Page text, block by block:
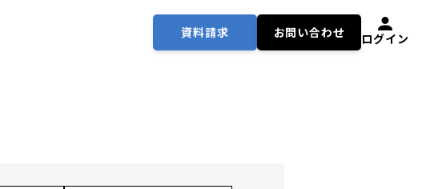
資料請求 お問い合わせ ログイン